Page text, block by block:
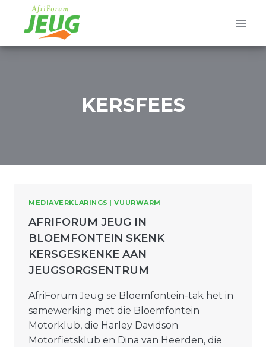
content
KERSFEES
MEDIAVERKLARINGS |VUURWARM
AFRIFORUM JEUG IN
BLOEMFONTEIN SKENK
KERSGESKENKE AAN
JEUGSORGSENTRUM
AfriForum Jeug se Bloemfontein-tak het in
samewerking met die Bloemfontein
Motorklub, die Harley Davidson
Motorfietsklub en Dina van Heerden, die